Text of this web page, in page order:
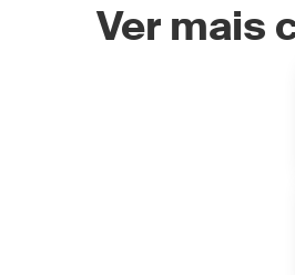
Ver mais